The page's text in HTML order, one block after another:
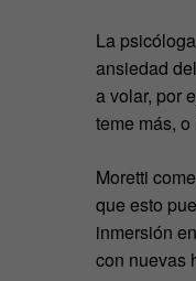
La
ansiedad
a volar, por
teme más,
Moretti
que esto
inmersión
con nuevas